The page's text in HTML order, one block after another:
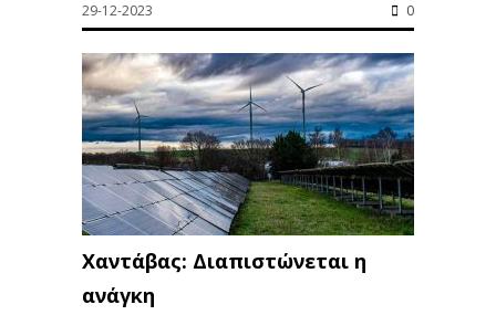
29-12-2023 0
Χαντάβας: Διαπιστώνεται η
ανάγκη